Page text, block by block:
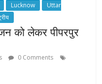
Lucknow
Uttar
को लेकर पीपरपुर
0 Comments